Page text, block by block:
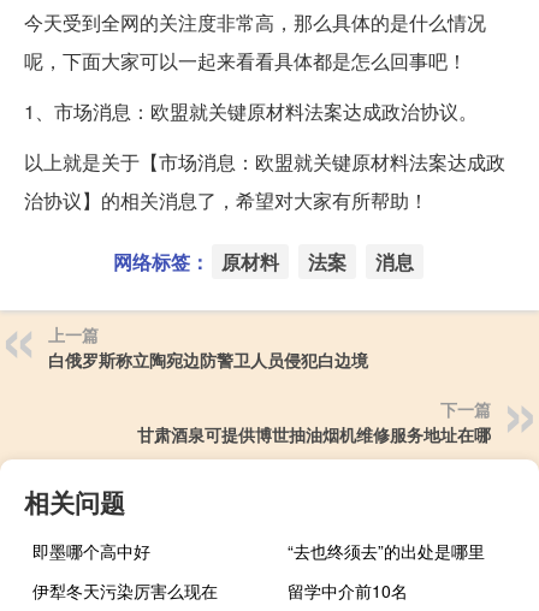
今天受到全网的关注度非常高，那么具体的是什么情况
呢，下面大家可以一起来看看具体都是怎么回事吧！
1、市场消息：欧盟就关键原材料法案达成政治协议。
以上就是关于【市场消息：欧盟就关键原材料法案达成政
治协议】的相关消息了，希望对大家有所帮助！
网络标签： 原材料 法案 消息
上一篇
白俄罗斯称立陶宛边防警卫人员侵犯白边境
下一篇
甘肃酒泉可提供博世抽油烟机维修服务地址在哪
相关问题
即墨哪个高中好
“去也终须去”的出处是哪里
伊犁冬天污染厉害么现在
留学中介前10名